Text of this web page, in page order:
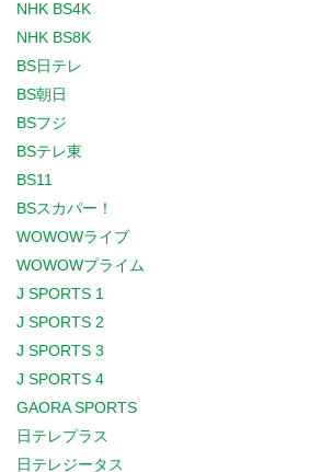
NHK BS4K
NHK BS8K
BS日テレ
BS朝日
BSフジ
BSテレ東
BS11
BSスカパー！
WOWOWライブ
WOWOWプライム
J SPORTS 1
J SPORTS 2
J SPORTS 3
J SPORTS 4
GAORA SPORTS
日テレプラス
日テレジータス